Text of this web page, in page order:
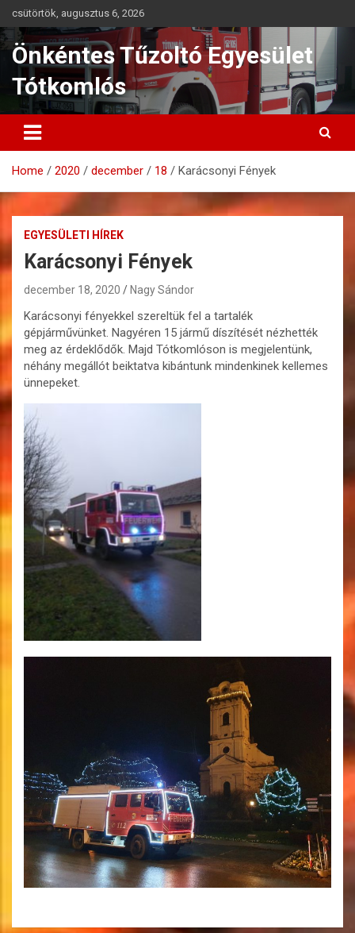
to
content
csütörtök, augusztus 6, 2026
Önkéntes Tűzoltó Egyesület
Tótkomlós
Home 2020 december 18 Karácsonyi Fények
EGYESÜLETI HÍREK
Karácsonyi Fények
december 18, 2020 Nagy Sándor
Karácsonyi fényekkel szereltük fel a tartalék
gépjárművünket. Nagyéren 15 jármű díszítését nézhették
meg az érdeklődők. Majd Tótkomlóson is megjelentünk,
néhány megállót beiktatva kibántunk mindenkinek kellemes
ünnepeket.